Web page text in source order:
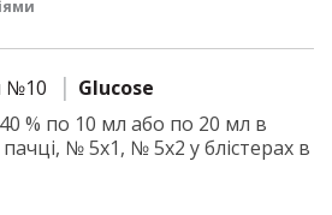
№10
Glucose
% по 10 мл або по 20 мл в
№ 5х1, № 5х2 у блістерах в